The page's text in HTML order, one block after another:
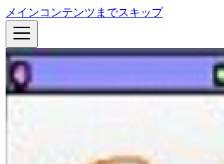
メインコンテンツまでスキップ